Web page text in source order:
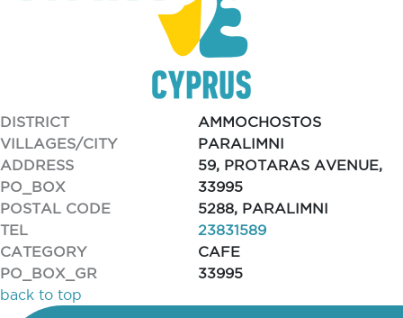
DISTRICT
AMMOCHOSTOS
VILLAGES/CITY
PARALIMNI
ADDRESS
59, PROTARAS AVENUE,
PO_BOX
33995
POSTAL CODE
5288, PARALIMNI
TEL
23831589
CATEGORY
CAFE
PO_BOX_GR
33995
back to top